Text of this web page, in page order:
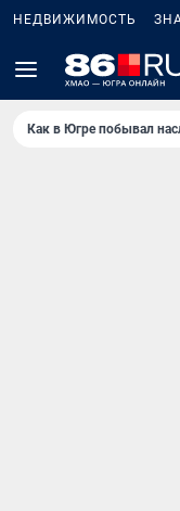
НЕДВИЖИМОСТЬ
Как в Югре побывал